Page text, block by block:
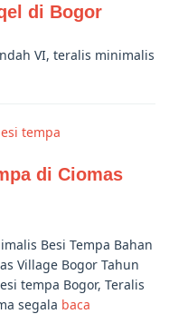
di Bogor
VI, teralis minimalis
di Ciomas
Besi Tempa Bahan
Village Bogor Tahun
tempa Bogor, Teralis
segala baca